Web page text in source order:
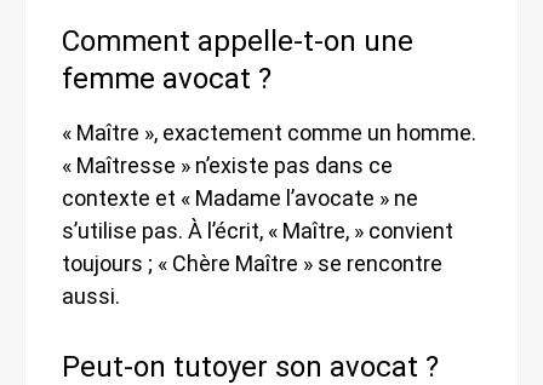
Comment appelle-t-on une
femme avocat ?
« Maître », exactement comme un homme.
« Maîtresse » n’existe pas dans ce
contexte et « Madame l’avocate » ne
s’utilise pas. À l’écrit, « Maître, » convient
toujours ; « Chère Maître » se rencontre
aussi.
Peut-on tutoyer son avocat ?